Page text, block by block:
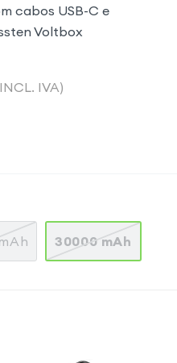
cabos USB-C e
Voltbox
IVA)
30000 mAh